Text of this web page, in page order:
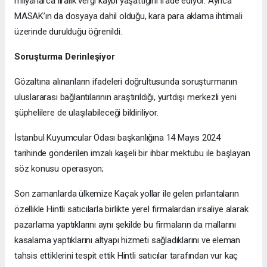
MASAK’ın da dosyaya dahil olduğu, kara para aklama ihtimali
üzerinde durulduğu öğrenildi.
Soruşturma Derinleşiyor
Gözaltına alınanların ifadeleri doğrultusunda soruşturmanın
uluslararası bağlantılarının araştırıldığı, yurtdışı merkezli yeni
şüphelilere de ulaşılabileceği bildiriliyor.
İstanbul Kuyumcular Odası başkanlığına 14 Mayıs 2024
tarihinde gönderilen imzalı kaşeli bir ihbar mektubu ile başlayan
söz konusu operasyon;
Son zamanlarda ülkemize Kaçak yollar ile gelen pırlantaların
özellikle Hintli satıcılarla birlikte yerel firmalardan irsaliye alarak
pazarlama yaptıklarını aynı şekilde bu firmaların da mallarını
kasalama yaptıklarını altyapı hizmeti sağladıklarını ve eleman
tahsis ettiklerini tespit ettik Hintli satıcılar tarafından vur kaç